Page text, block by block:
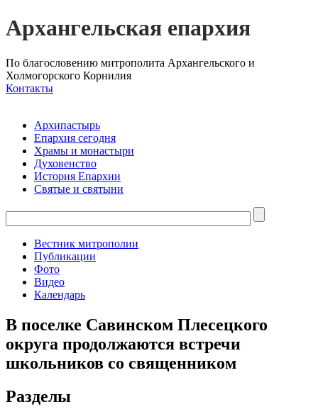
Архангельская епархия
По благословению митрополита Архангельского и
Холмогорского Корнилия
Контакты
Архипастырь
Епархия сегодня
Храмы и монастыри
Духовенство
История Епархии
Святые и святыни
Вестник митрополии
Публикации
Фото
Видео
Календарь
В поселке Савинском Плесецкого
округа продолжаются встречи
школьников со священником
Разделы